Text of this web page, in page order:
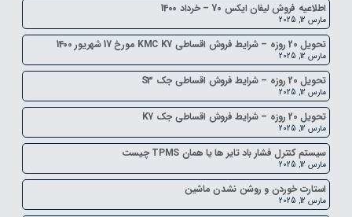
اطلاعیه فروش لیفان ایکس 70 – خرداد 1400
مارس 12, 2025
تحویل 20 روزه – شرایط فروش اقساطی KMC K7 مورخ 17 شهریور 1400
مارس 12, 2025
تحویل 20 روزه – شرایط فروش اقساطی جک S3
مارس 12, 2025
تحویل 20 روزه – شرایط فروش اقساطی جک K7
مارس 12, 2025
سیستم کنترل فشار باد تایر ها یا همان TPMS چیست
مارس 12, 2025
استارت خوردن و روشن نشدن ماشین
مارس 12, 2025